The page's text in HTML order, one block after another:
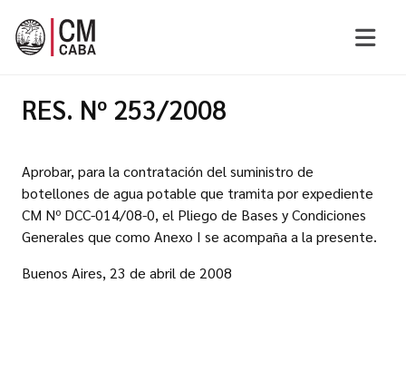
RES. Nº 253/2008
Aprobar, para la contratación del suministro de
botellones de agua potable que tramita por expediente
CM Nº DCC-014/08-0, el Pliego de Bases y Condiciones
Generales que como Anexo I se acompaña a la presente.
Buenos Aires, 23 de abril de 2008